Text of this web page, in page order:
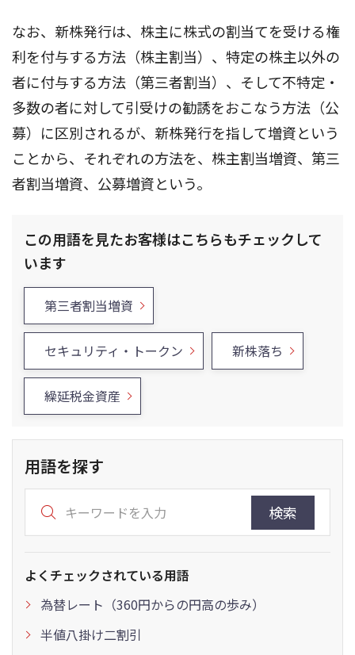
なお、新株発行は、株主に株式の割当てを受ける権
利を付与する方法（株主割当）、特定の株主以外の
者に付与する方法（第三者割当）、そして不特定・
多数の者に対して引受けの勧誘をおこなう方法（公
募）に区別されるが、新株発行を指して増資という
ことから、それぞれの方法を、株主割当増資、第三
者割当増資、公募増資という。
この用語を見たお客様はこちらもチェックして
います
第三者割当増資
セキュリティ・トークン 新株落ち
繰延税金資産
用語を探す
検索
よくチェックされている用語
為替レート（360円からの円高の歩み）
半値八掛け二割引